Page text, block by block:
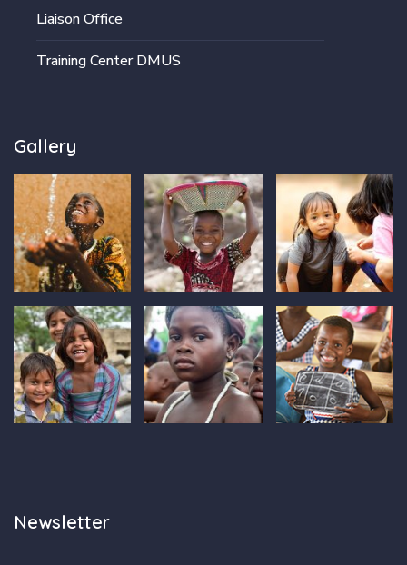
Liaison Office
Training Center DMUS
Gallery
Newsletter